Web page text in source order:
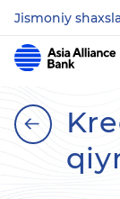
Jismoniy